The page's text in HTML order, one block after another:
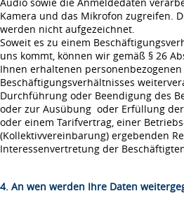
Kamera und das Mikrofon zugreifen.
werden nicht aufgezeichnet.
Soweit es zu einem
uns kommt, können wir gemäß § 26
Ihnen erhaltenen
Beschäftigungsverhältnisses
Durchführung oder Beendigung des
oder zur Ausübung oder Erfüllung
oder einem Tarifvertrag, einer
(Kollektivvereinbarung) ergebenden
Interessenvertretung der
4. An wen werden Ihre Daten